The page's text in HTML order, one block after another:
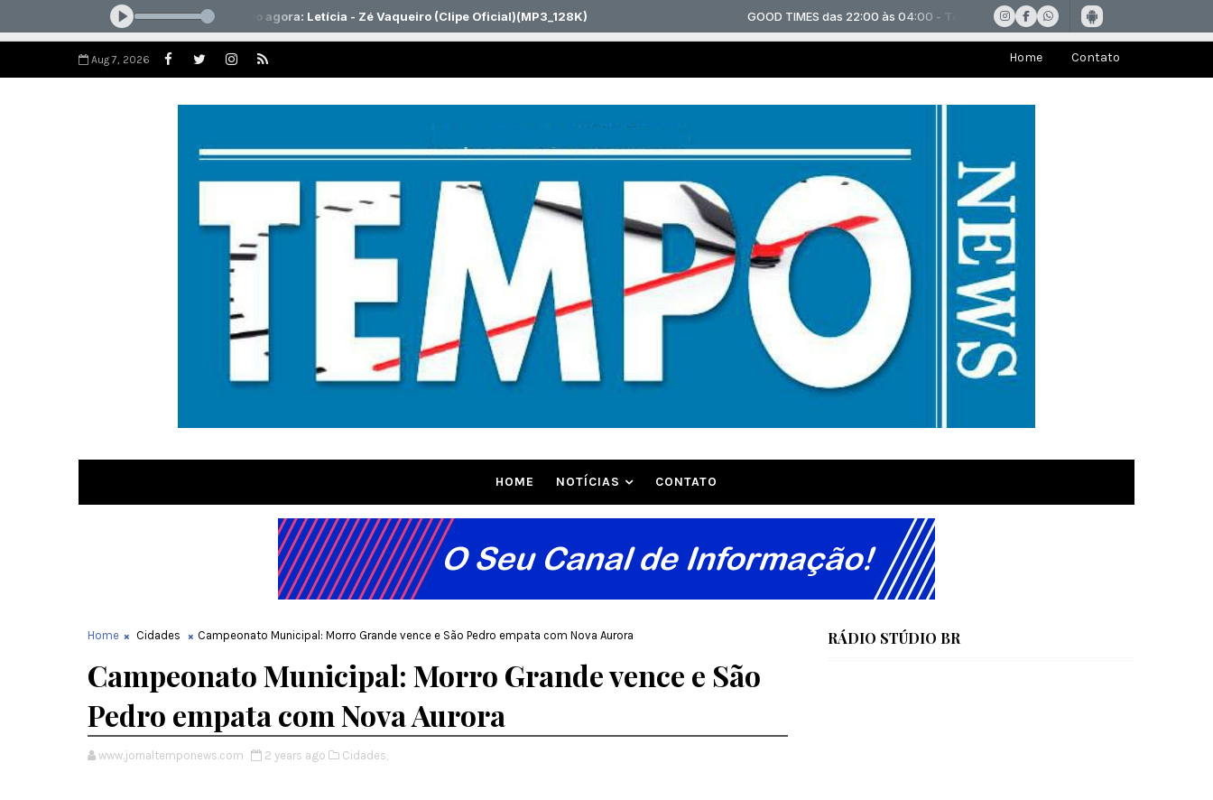
Aug 7, 2026 Home Contato
HOME NOTÍCIAS CONTATO
Home Cidades Campeonato Municipal: Morro Grande vence e São Pedro empata com Nova Aurora
Campeonato Municipal: Morro Grande vence e São
Pedro empata com Nova Aurora
www.jornaltemponews.com 2 years ago Cidades,
RÁDIO STÚDIO BR